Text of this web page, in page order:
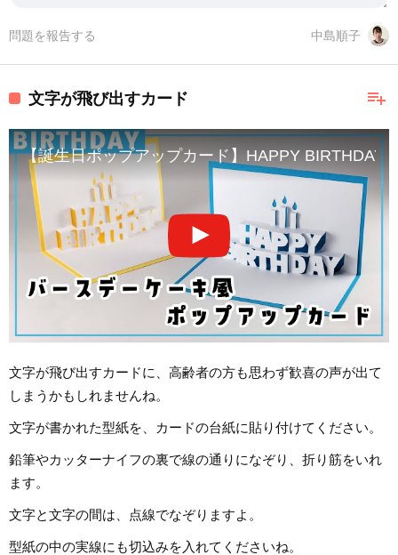
中島順子
問題を報告する
playlist_add
文字が飛び出すカード
【誕生日ポップアップカード】HAPPY BIRTHDAY
文字が飛び出すカードに、高齢者の方も思わず歓喜の声が出て
しまうかもしれませんね。
文字が書かれた型紙を、カードの台紙に貼り付けてください。
鉛筆やカッターナイフの裏で線の通りになぞり、折り筋をいれ
ます。
文字と文字の間は、点線でなぞりますよ。
型紙の中の実線にも切込みを入れてくださいね。